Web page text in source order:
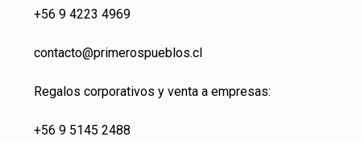
+56 9 4223 4969
contacto@primerospueblos.cl
Regalos corporativos y venta a empresas:
+56 9 5145 2488